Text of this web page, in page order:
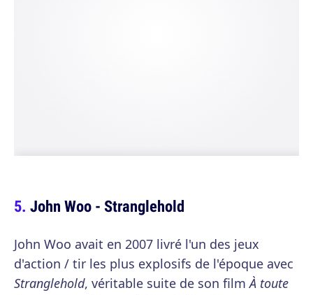
John Woo - Stranglehold
John Woo avait en 2007 livré l'un des jeux
d'action / tir les plus explosifs de l'époque avec
Stranglehold, véritable suite de son filmÀ toute